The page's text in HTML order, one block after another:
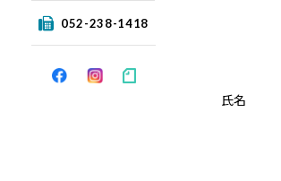
052-238-1418
氏名